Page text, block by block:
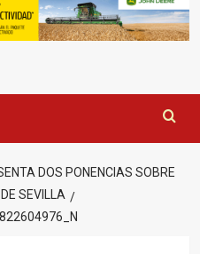
DOS PONENCIAS SOBRE
SEVILLA